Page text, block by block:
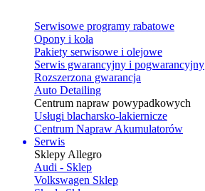
Serwisowe programy rabatowe
Opony i koła
Pakiety serwisowe i olejowe
Serwis gwarancyjny i pogwarancyjny
Rozszerzona gwarancja
Auto Detailing
Centrum napraw powypadkowych
Usługi blacharsko-lakiernicze
Centrum Napraw Akumulatorów
Serwis
Sklepy Allegro
Audi - Sklep
Volkswagen Sklep